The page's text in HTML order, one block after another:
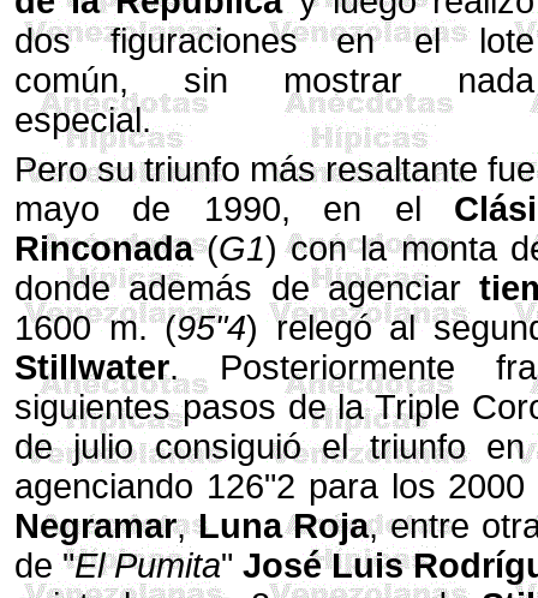
dos figuraciones en el lote
común, sin mostrar nada
especial.
Pero su triunfo más resaltante
mayo de 1990, en el
Rinconada(G1) con la monta
donde además de agenciar
1600 m. (95"4) relegó al
Stillwater. Posteriormente
siguientes pasos de la Triple
de julio consiguió el triunfo
agenciando 126"2 para los
Negramar,Luna Roja, entre
de "El Pumita" José Luis